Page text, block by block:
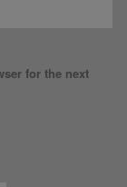
for the next